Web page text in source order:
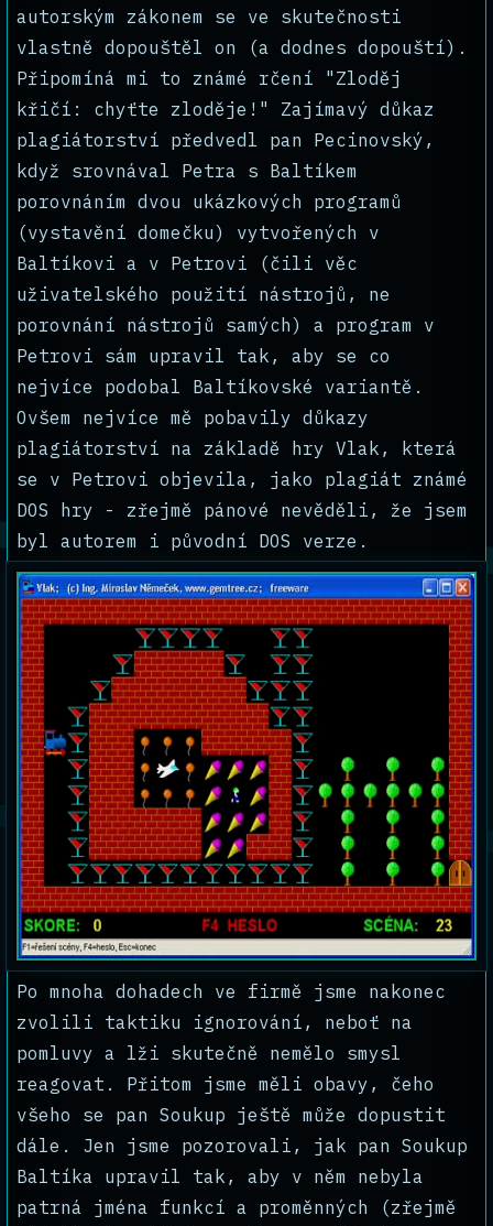
autorským zákonem se ve skutečnosti
vlastně dopouštěl on (a dodnes dopouští).
Připomíná mi to známé rčení "Zloděj
křičí: chyťte zloděje!" Zajímavý důkaz
plagiátorství předvedl pan Pecinovský,
když srovnával Petra s Baltíkem
porovnáním dvou ukázkových programů
(vystavění domečku) vytvořených v
Baltíkovi a v Petrovi (čili věc
uživatelského použití nástrojů, ne
porovnání nástrojů samých) a program v
Petrovi sám upravil tak, aby se co
nejvíce podobal Baltíkovské variantě.
Ovšem nejvíce mě pobavily důkazy
plagiátorství na základě hry Vlak, která
se v Petrovi objevila, jako plagiát známé
DOS hry - zřejmě pánové nevěděli, že jsem
byl autorem i původní DOS verze.
Po mnoha dohadech ve firmě jsme nakonec
zvolili taktiku ignorování, neboť na
pomluvy a lži skutečně nemělo smysl
reagovat. Přitom jsme měli obavy, čeho
všeho se pan Soukup ještě může dopustit
dále. Jen jsme pozorovali, jak pan Soukup
Baltíka upravil tak, aby v něm nebyla
patrná jména funkcí a proměnných (zřejmě